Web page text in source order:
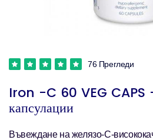
Iron -C 60 VEG CAPS
капсулации
76 Прегледи
Въвеждане на желязо-C-